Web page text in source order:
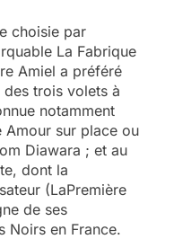
choisie par
La Fabrique
Amiel a préféré
des trois volets à
notamment
Amour sur place ou
Diawara ; et au
dont la
(LaPremière
de ses
Noirs en France.